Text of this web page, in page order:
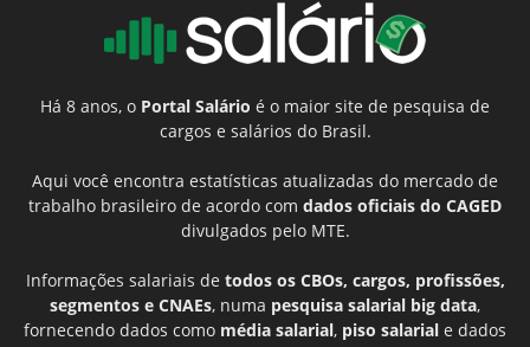
Há 8 anos, o Portal Salário é o maior site de pesquisa de
cargos e salários do Brasil.
Aqui você encontra estatísticas atualizadas do mercado de
trabalho brasileiro de acordo com dados oficiais do CAGED
divulgados pelo MTE.
Informações salariais de todos os CBOs, cargos, profissões,
segmentos e CNAEs, numa pesquisa salarial big data,
fornecendo dados como média salarial, piso salarial e dados